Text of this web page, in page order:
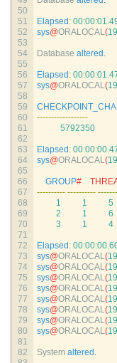
50
51
52
53
54
55
56
57
58
59
60
61
62
63
64
65
66
67
68
69
70
71
72
73
74
75
76
77
78
79
80
81
82
Elapsed : 00:00:
sys@ORALOCAL(
Database altered .
Elapsed : 00:00:
sys@ORALOCAL(
------------------
5792350
Elapsed : 00:00:
sys@ORALOCAL(
GROUP#
---------- ---------- ------
1
1 5
2
1 6
3
1 4
Elapsed : 00:00:
sys@ORALOCAL(
sys@ORALOCAL(
sys@ORALOCAL(
sys@ORALOCAL(
sys@ORALOCAL(
sys@ORALOCAL(
sys@ORALOCAL(
sys@ORALOCAL(
System altered .